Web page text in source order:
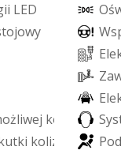
ii LED Oś
tojowy Ws
Ele
Za
Ele
ożliwej ko i Sys
utki koliz Pod